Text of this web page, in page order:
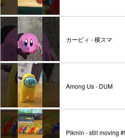
カービィ - 横スマ
Among Us - DUM
Pikmin - still moving